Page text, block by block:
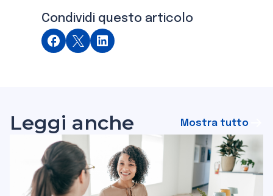
Condividi questo articolo
Leggi anche Mostra tutto